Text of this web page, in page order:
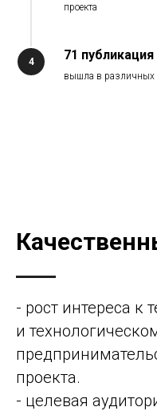
проекта
4 71 публикация
вышла в различных
- рост интереса к
и
проекта.
- целевая